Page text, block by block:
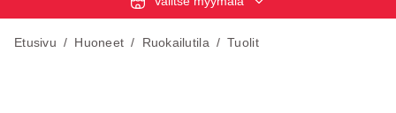
Etusivu / Huoneet / Ruokailutila / Tuolit